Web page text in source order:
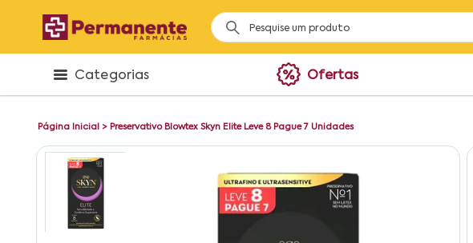
Categorias Ofertas
Página Inicial > Preservativo Blowtex Skyn Elite Leve 8 Pague 7 Unidades